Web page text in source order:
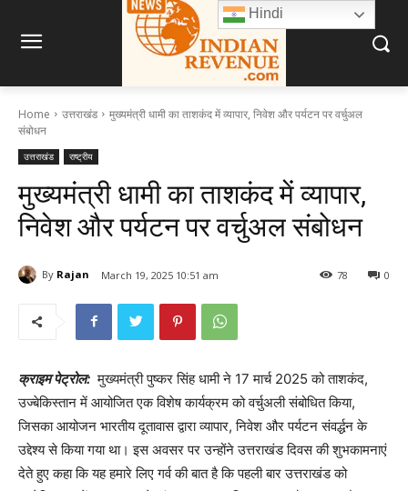
Home उत्तराखंड
मुख्यमंत्री धामी का ताशकंद में व्यापार, निवेश और पर्यटन पर वर्चुअल
संबोधन
उत्तराखंड राष्ट्रीय
मुख्यमंत्री धामी का ताशकंद में व्यापार,
निवेश और पर्यटन पर वर्चुअल संबोधन
By Rajan March 19, 2025 10:51 am 0
78
क्राइम पेट्रोल: मुख्यमंत्री पुष्कर सिंह धामी ने 17 मार्च 2025 को ताशकंद,
उज्बेकिस्तान में आयोजित एक विशेष कार्यक्रम को वर्चुअली संबोधित किया,
जिसका आयोजन भारतीय दूतावास द्वारा व्यापार, निवेश और पर्यटन संवर्द्धन के
उद्देश्य से किया गया था। इस अवसर पर उन्होंने उत्तराखंड दिवस की शुभकामनाएं
देते हुए कहा कि यह हमारे लिए गर्व की बात है कि पहली बार उत्तराखंड को
Hindi